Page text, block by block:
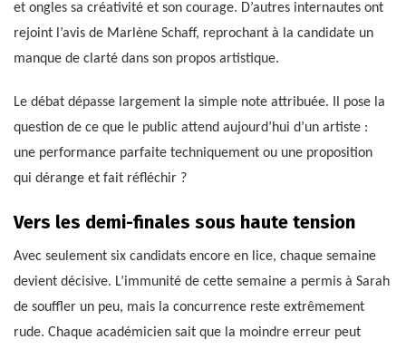
et ongles sa créativité et son courage. D’autres internautes ont
rejoint l’avis de Marlène Schaff, reprochant à la candidate un
manque de clarté dans son propos artistique.
Le débat dépasse largement la simple note attribuée. Il pose la
question de ce que le public attend aujourd’hui d’un artiste :
une performance parfaite techniquement ou une proposition
qui dérange et fait réfléchir ?
Vers les demi-finales sous haute tension
Avec seulement six candidats encore en lice, chaque semaine
devient décisive. L’immunité de cette semaine a permis à Sarah
de souffler un peu, mais la concurrence reste extrêmement
rude. Chaque académicien sait que la moindre erreur peut